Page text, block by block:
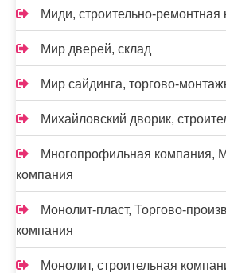
Миди, строительно-ремонтная
Мир дверей, склад
Мир сайдинга, торгово-
Михайловский дворик,
Многопрофильная компания,
компания
Монолит-пласт, Торгово-
компания
Монолит, строительная